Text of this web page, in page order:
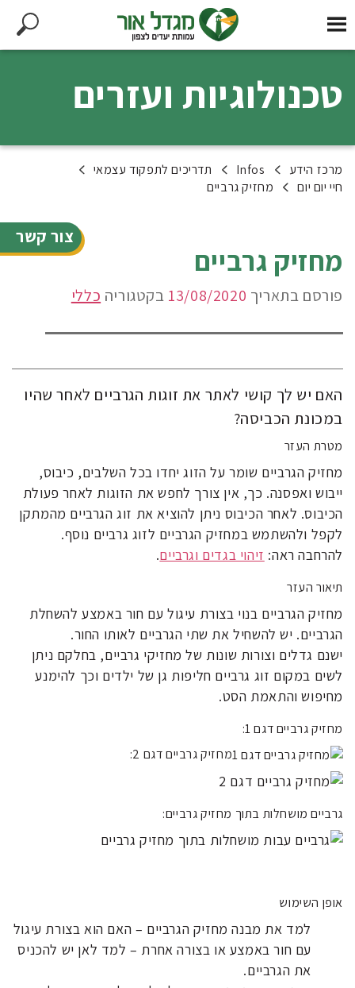
צור קשר
טכנולוגיות ועזרים
מרכז הידע Infos
תדריכים לתפקוד עצמאי
חיי יום יום
מחזיק גרביים
מחזיק גרביים
פורסם בתאריך 13/08/2020 בקטגוריה כללי
האם יש לך קושי לאתר את זוגות הגרביים לאחר שהיו
במכונת הכביסה?
מטרת העזר
מחזיק הגרביים שומר על הזוג יחדו בכל השלבים, כיבוס,
ייבוש ואפסנה. כך, אין צורך לחפש את הזוגות לאחר פעולת
הכיבוס. לאחר הכיבוס ניתן להוציא את זוג הגרביים מהמתקן
לקפל ולהשתמש במחזיק הגרביים לזוג גרביים נוסף.
להרחבה ראה: זיהוי בגדים וגרביים.
תיאור העזר
מחזיק הגרביים בנוי בצורת עיגול עם חור באמצע להשחלת
הגרביים. יש להשחיל את שתי הגרביים לאותו החור.
ישנם גדלים וצורות שונות של מחזיקי גרביים, בחלקם ניתן
לשים במקום זוג גרביים חליפות גן של ילדים וכך להימנע
מחיפוש והתאמת הסט.
מחזיק גרביים דגם 1:
מחזיק גרביים דגם 2:
גרביים מושחלות בתוך מחזיק גרביים:
אופן השימוש
למד את מבנה מחזיק הגרביים – האם הוא בצורת עיגול
עם חור באמצע או בצורה אחרת – למד לאן יש להכניס
את הגרביים.